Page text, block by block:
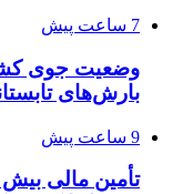
7 ساعت پیش
بارش‌های تابستانه در
9 ساعت پیش